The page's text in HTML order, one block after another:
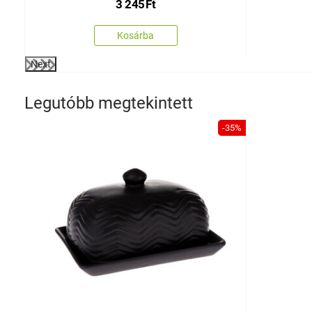
3 245Ft
Kosárba
Next
Legutóbb megtekintett
-35%